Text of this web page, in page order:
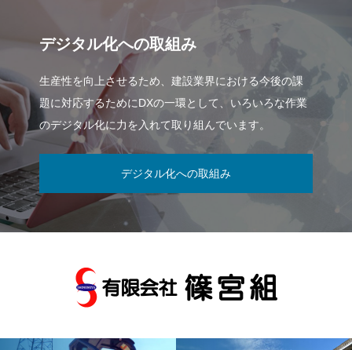
デジタル化への取組み
生産性を向上させるため、建設業界における今後の課
題に対応するためにDXの一環として、いろいろな作業
のデジタル化に力を入れて取り組んでいます。
デジタル化への取組み